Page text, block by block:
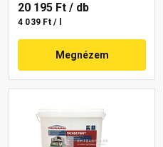
20 195 Ft / db
4 039 Ft / l
Megnézem